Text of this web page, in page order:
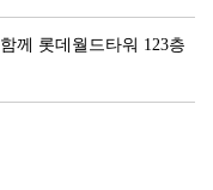
께 롯데월드타워 123층